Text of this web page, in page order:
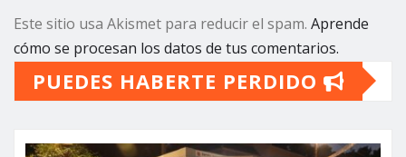
Este sitio usa Akismet para reducir el spam. Aprende
cómo se procesan los datos de tus comentarios.
PUEDES HABERTE PERDIDO